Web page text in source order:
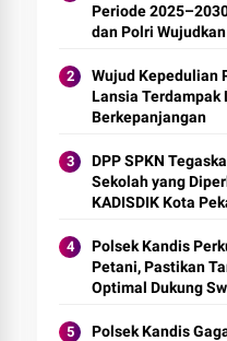
Periode
dan Polri
Wujud Kepedulian
Lansia Terdampak
Berkepanjangan
DPP SPKN
Sekolah yang
KADISDIK Kota
Polsek Kandis
Petani, Pastikan
Optimal Dukung
Polsek Kandis